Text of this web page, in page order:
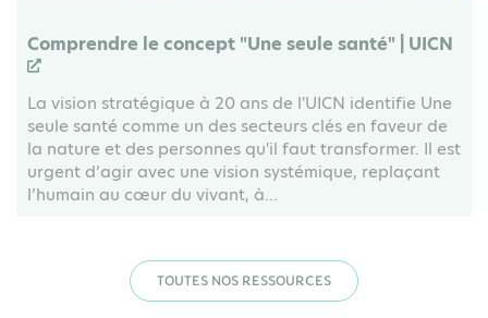
Comprendre le concept "Une seule santé" | UICN
La vision stratégique à 20 ans de l'UICN identifie Une
seule santé comme un des secteurs clés en faveur de
la nature et des personnes qu'il faut transformer. Il est
urgent d’agir avec une vision systémique, replaçant
l’humain au cœur du vivant, à...
TOUTES NOS RESSOURCES